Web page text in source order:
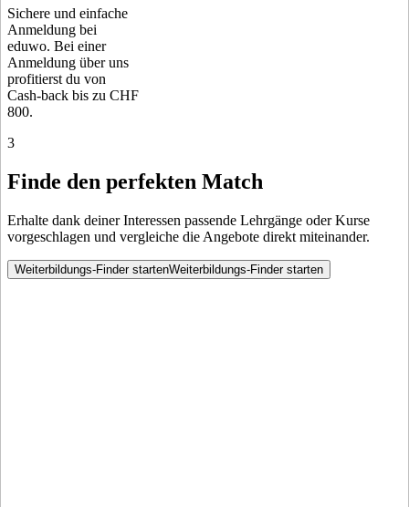
Sichere und einfache
Anmeldung bei
eduwo. Bei einer
Anmeldung über uns
profitierst du von
Cash-back bis zu CHF
800.
3
Finde den perfekten Match
Erhalte dank deiner Interessen passende Lehrgänge oder Kurse
vorgeschlagen und vergleiche die Angebote direkt miteinander.
Weiterbildungs-Finder startenWeiterbildungs-Finder starten